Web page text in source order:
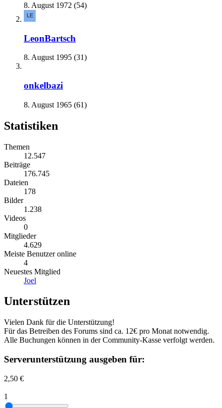
8. August 1972 (54)
LeonBartsch
8. August 1995 (31)
onkelbazi
8. August 1965 (61)
Statistiken
Themen
12.547
Beiträge
176.745
Dateien
178
Bilder
1.238
Videos
0
Mitglieder
4.629
Meiste Benutzer online
4
Neuestes Mitglied
Joel
Unterstützen
Vielen Dank für die Unterstützung!
Für das Betreiben des Forums sind ca. 12€ pro Monat notwendig.
Alle Buchungen können in der Community-Kasse verfolgt werden.
Serverunterstützung ausgeben für:
2,50 €
1